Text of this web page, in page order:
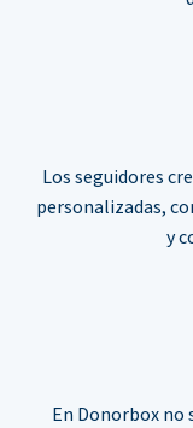
Los seguidores
personalizadas,
y
En Donorbox